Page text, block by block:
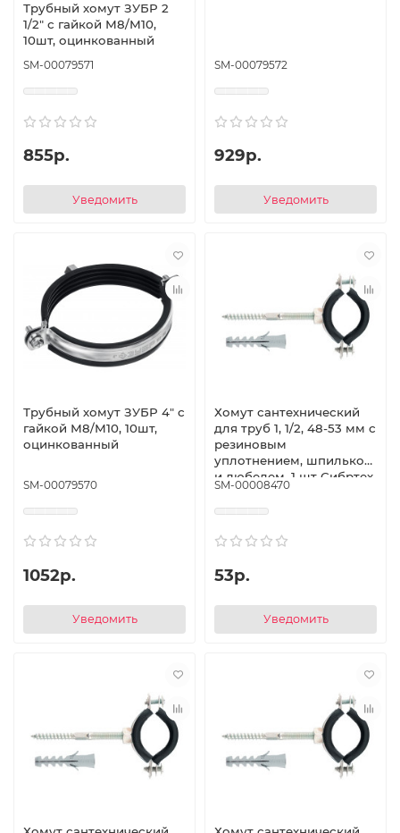
Трубный хомут ЗУБР 2
1/2″ с гайкой М8/М10,
10шт, оцинкованный
SM-00079571
855р.
Уведомить
SM-00079572
929р.
Уведомить
Трубный хомут ЗУБР 4″ с
гайкой М8/М10, 10шт,
оцинкованный
SM-00079570
1052р.
Уведомить
Хомут сантехнический
для труб 1, 1/2, 48-53 мм с
резиновым
уплотнением, шпилькой
и дюбелем, 1 шт Сибртех
SM-00008470
53р.
Уведомить